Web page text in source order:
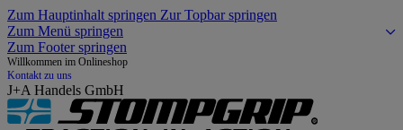
Zum Hauptinhalt springen Zur Topbar springen
Zum Menü springen
Zum Footer springen
Willkommen im Onlineshop
Kontakt zu uns
J+A Handels GmbH